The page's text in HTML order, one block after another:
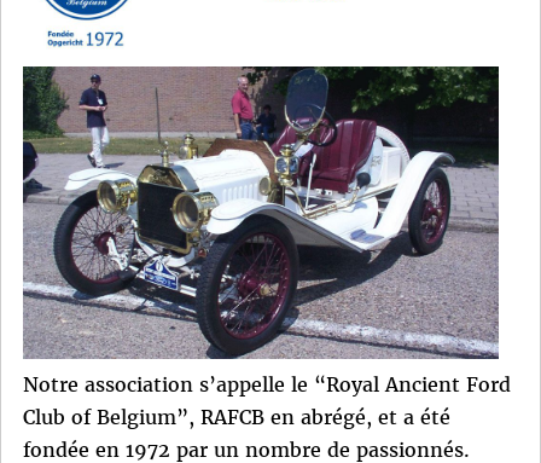
Notre association s’appelle le “Royal Ancient Ford
Club of Belgium”, RAFCB en abrégé, et a été
fondée en 1972 par un nombre de passionnés.